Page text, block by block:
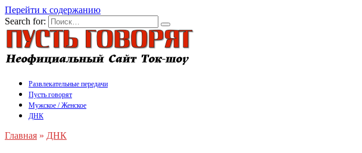
Перейти к содержанию
Search for:
Развлекательные передачи
Пусть говорят
Мужское / Женское
ДНК
Главная » ДНК